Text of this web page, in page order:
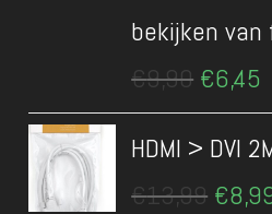
bekijken van
€9,90
€9,90.
€6,45
HDMI > DVI
€13,99 €